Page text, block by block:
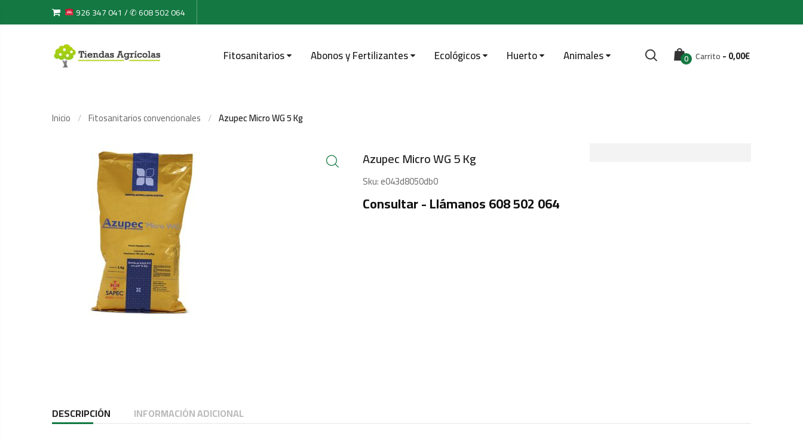
926 347 041 / ✆ 608 502 064
Fitosanitarios Abonos y Fertilizantes Ecológicos Huerto Animales 0 Carrito-0,00€
Inicio Fitosanitarios convencionales Azupec Micro WG 5 Kg
Azupec Micro WG 5 Kg
Sku:e043d8050db0
Consultar - Llámanos 608 502 064
DESCRIPCIÓN INFORMACIÓN ADICIONAL